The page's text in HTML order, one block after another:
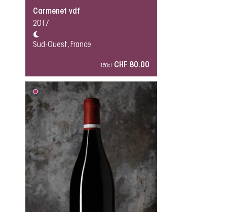
Carmenet vdf
2017
Sud-Ouest, France
150cl CHF 80.00